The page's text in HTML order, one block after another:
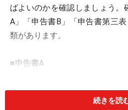
ばよいのかを確認しましょう。
A」「申告書B」「申告書第三
類があります。
■申告書A
ある人が使う
＞＞申告書Aの書き方・記入例は
続きを読